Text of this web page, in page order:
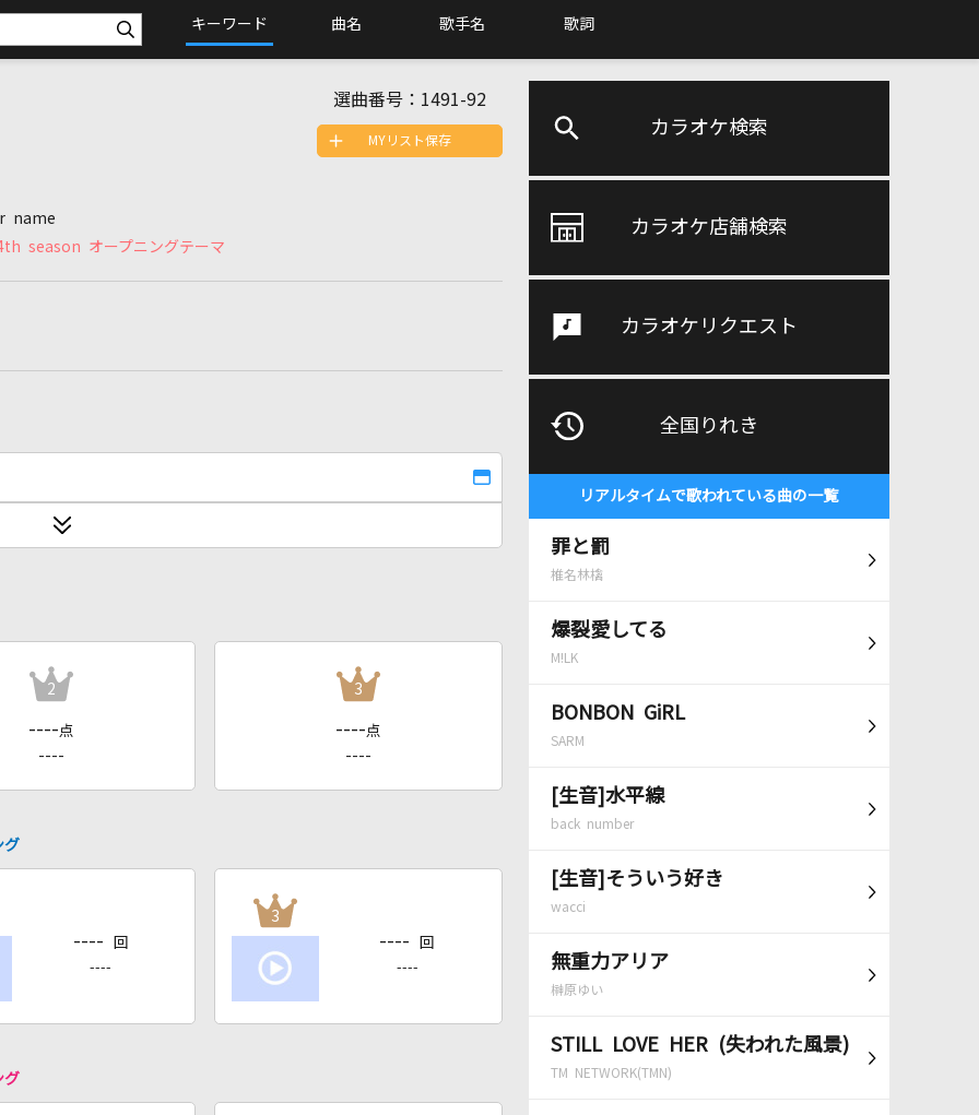
キーワード 曲名 歌手名 歌詞
カラオケ検索
カラオケ店舗検索
カラオケリクエスト
全国りれき
リアルタイムで歌われている曲の一覧
罪と罰
椎名林檎
爆裂愛してる
M!LK
BONBON GiRL
SARM
[生音]水平線
back number
[生音]そういう好き
wacci
無重力アリア
榊原ゆい
STILL LOVE HER (失われた風景)
TM NETWORK(TMN)
選曲番号： 1491-92
name
season オープニングテーマ
MYリスト保存
2
---- 点
----
3
---- 点
----
グ
---- 回
----
3
---- 回
----
グ